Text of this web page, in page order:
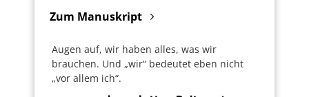
Zum Manuskript
Augen auf, wir haben alles, was wir
brauchen. Und „wir“ bedeutet eben nicht
„vor allem ich“.